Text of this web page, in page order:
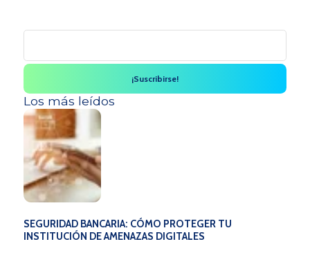
Los más leídos
SEGURIDAD BANCARIA: CÓMO PROTEGER TU
INSTITUCIÓN DE AMENAZAS DIGITALES